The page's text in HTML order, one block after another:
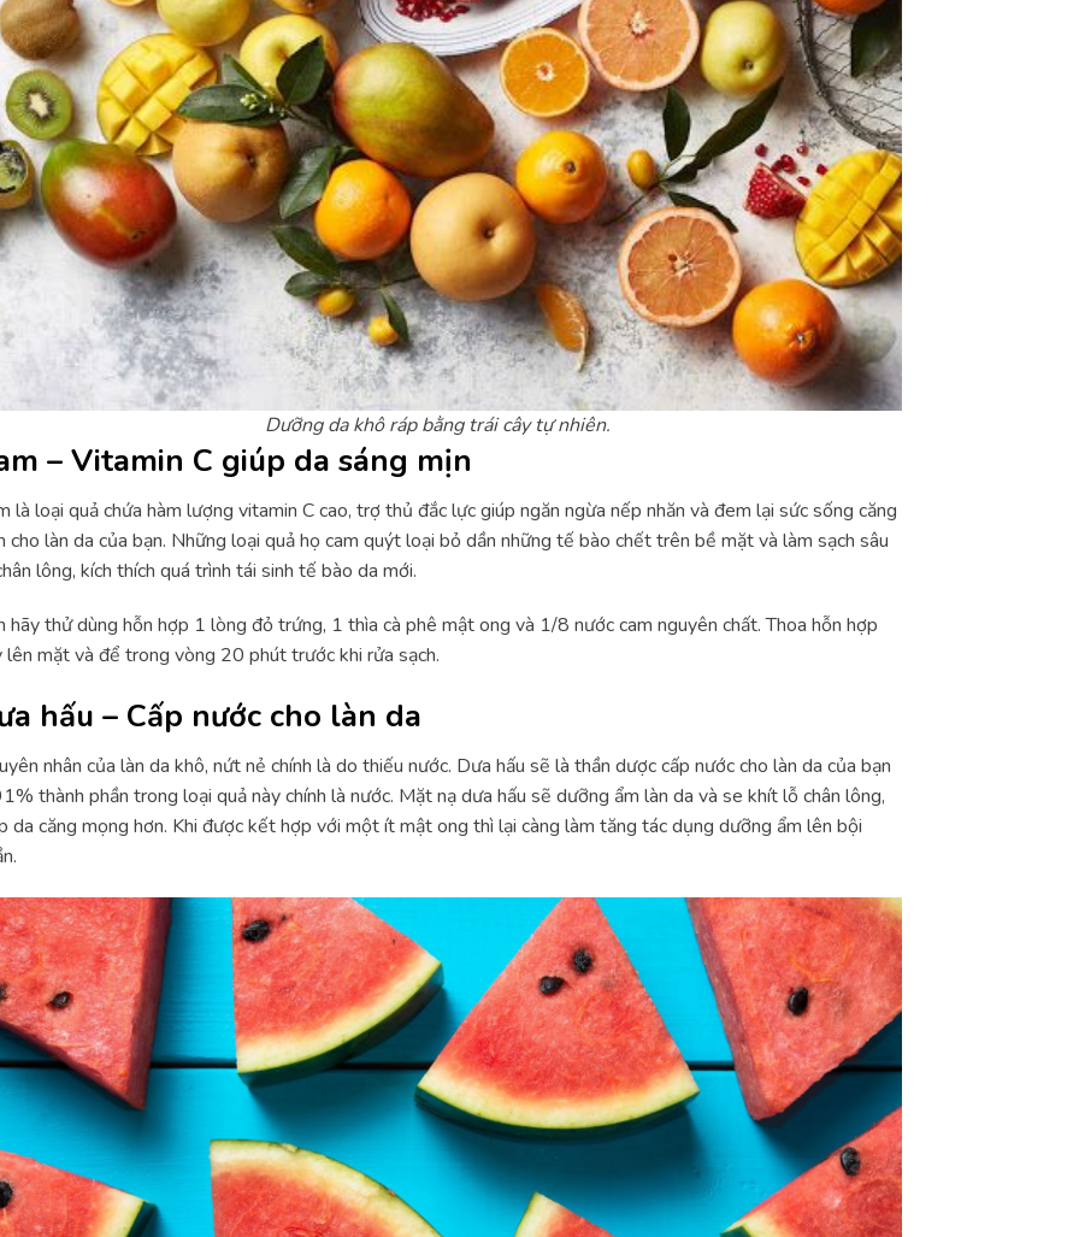
Dưỡng da khô ráp bằng trái cây tự nhiên.
– Vitamin C giúp da sáng mịn
là loại quả chứa hàm lượng vitamin C cao, trợ thủ đắc lực giúp ngăn ngừa nếp nhăn và đem lại sức sống căng
cho làn da của bạn. Những loại quả họ cam quýt loại bỏ dần những tế bào chết trên bề mặt và làm sạch sâu
lông, kích thích quá trình tái sinh tế bào da mới.
hãy thử dùng hỗn hợp 1 lòng đỏ trứng, 1 thìa cà phê mật ong và 1/8 nước cam nguyên chất. Thoa hỗn hợp
lên mặt và để trong vòng 20 phút trước khi rửa sạch.
hấu – Cấp nước cho làn da
nhân của làn da khô, nứt nẻ chính là do thiếu nước. Dưa hấu sẽ là thần dược cấp nước cho làn da của bạn
thành phần trong loại quả này chính là nước. Mặt nạ dưa hấu sẽ dưỡng ẩm làn da và se khít lỗ chân lông,
da căng mọng hơn. Khi được kết hợp với một ít mật ong thì lại càng làm tăng tác dụng dưỡng ẩm lên bội